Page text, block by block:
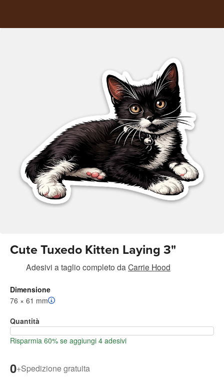
Cute Tuxedo Kitten Laying 3"
Adesivi a taglio completo da Carrie Hood
Dimensione
76 × 61 mm
Quantità
Risparmia 60% se aggiungi 4 adesivi
0+Spedizione gratuita